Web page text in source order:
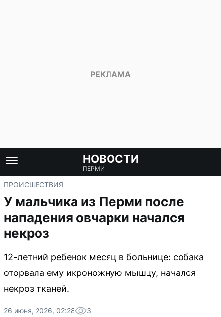
НОВОСТИ
ПЕРМИ
ПРОИСШЕСТВИЯ
У мальчика из Перми после
нападения овчарки начался
некроз
12-летний ребенок месяц в больнице: собака
оторвала ему икроножную мышцу, начался
некроз тканей.
26 июня, 2026, 02:28 3